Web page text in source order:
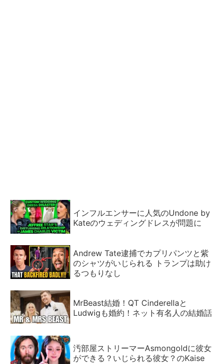
インフルエンサーに人気のUndone by
Kateのウェディングドレスが問題に
Andrew Tate逮捕でカプリパンツと紫
のシャツがいじられる トランプは助け
るつもりなし
MrBeast結婚！QT Cinderellaと
Ludwigも婚約！ネット有名人の結婚話
汚部屋ストリーマーAsmongoldに彼女
ができる？いじられる彼女？のKaise